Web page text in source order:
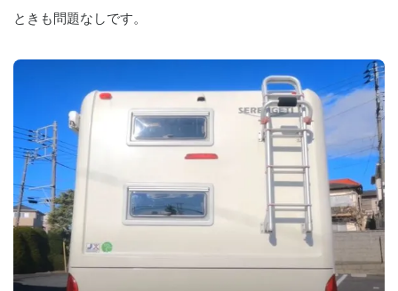
ときも問題なしです。